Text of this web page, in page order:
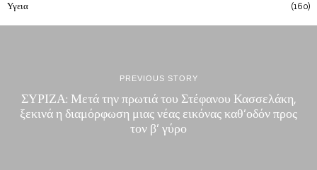
Υγεια 160
PREVIOUS STORY
ΣΥΡΙΖΑ: Μετά την πρωτιά του Στέφανου Κασσελάκη,
ξεκινά η διαμόρφωση μιας νέας εικόνας καθ’οδόν προς
τον β’ γύρο